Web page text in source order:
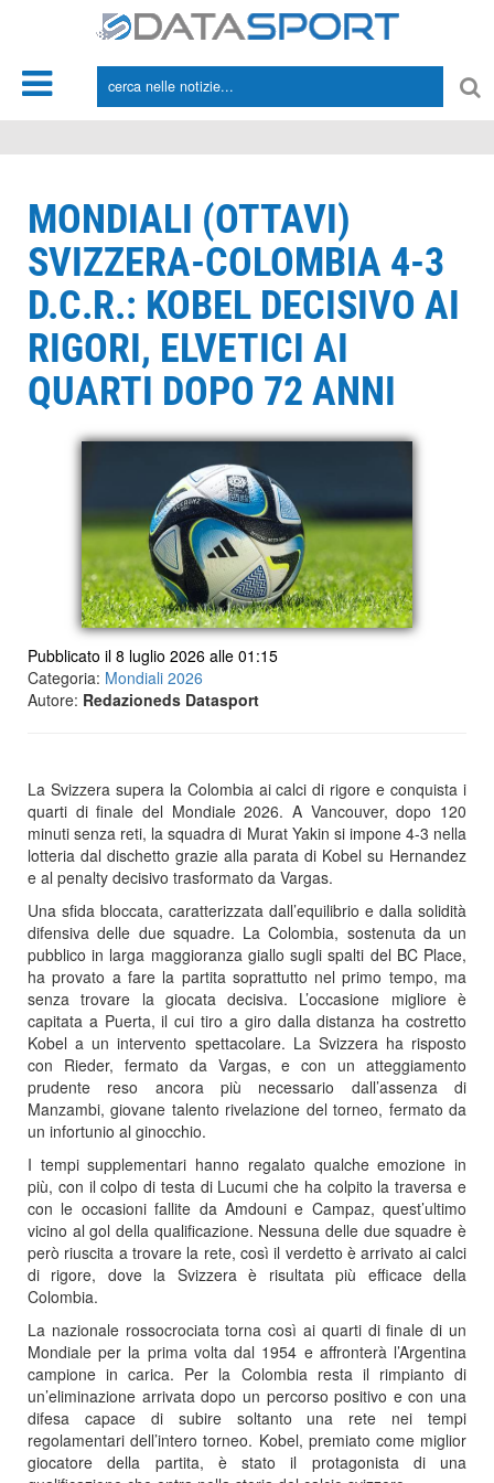
MONDIALI (OTTAVI)
SVIZZERA-COLOMBIA 4-3
D.C.R.: KOBEL DECISIVO AI
RIGORI, ELVETICI AI
QUARTI DOPO 72 ANNI
Pubblicato il 8 luglio 2026 alle 01:15
Categoria: Mondiali 2026
Autore: Redazioneds Datasport
La Svizzera supera la Colombia ai calci di rigore e conquista i
quarti di finale del Mondiale 2026. A Vancouver, dopo 120
minuti senza reti, la squadra di Murat Yakin si impone 4-3 nella
lotteria dal dischetto grazie alla parata di Kobel su Hernandez
e al penalty decisivo trasformato da Vargas.
Una sfida bloccata, caratterizzata dall’equilibrio e dalla solidità
difensiva delle due squadre. La Colombia, sostenuta da un
pubblico in larga maggioranza giallo sugli spalti del BC Place,
ha provato a fare la partita soprattutto nel primo tempo, ma
senza trovare la giocata decisiva. L’occasione migliore è
capitata a Puerta, il cui tiro a giro dalla distanza ha costretto
Kobel a un intervento spettacolare. La Svizzera ha risposto
con Rieder, fermato da Vargas, e con un atteggiamento
prudente reso ancora più necessario dall’assenza di
Manzambi, giovane talento rivelazione del torneo, fermato da
un infortunio al ginocchio.
I tempi supplementari hanno regalato qualche emozione in
più, con il colpo di testa di Lucumi che ha colpito la traversa e
con le occasioni fallite da Amdouni e Campaz, quest’ultimo
vicino al gol della qualificazione. Nessuna delle due squadre è
però riuscita a trovare la rete, così il verdetto è arrivato ai calci
di rigore, dove la Svizzera è risultata più efficace della
Colombia.
La nazionale rossocrociata torna così ai quarti di finale di un
Mondiale per la prima volta dal 1954 e affronterà l’Argentina
campione in carica. Per la Colombia resta il rimpianto di
un’eliminazione arrivata dopo un percorso positivo e con una
difesa capace di subire soltanto una rete nei tempi
regolamentari dell’intero torneo. Kobel, premiato come miglior
giocatore della partita, è stato il protagonista di una